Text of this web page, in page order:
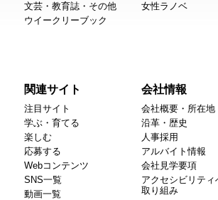
文芸・教育誌・その他
ウイークリーブック
女性ラノベ
関連サイト
注目サイト
学ぶ・育てる
楽しむ
応募する
Webコンテンツ
SNS一覧
動画一覧
会社情報
会社概要・所在地
沿革・歴史
人事採用
アルバイト情報
会社見学要項
アクセシビリティ
取り組み